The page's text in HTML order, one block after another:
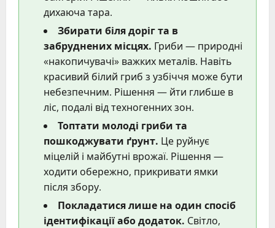
дихаюча тара.
Збирати біля доріг та в
забруднених місцях. Гриби — природні
«накопичувачі» важких металів. Навіть
красивий білий гриб з узбіччя може бути
небезпечним. Рішення — йти глибше в
ліс, подалі від техногенних зон.
Топтати молоді гриби та
пошкоджувати ґрунт. Це руйнує
міцелій і майбутні врожаї. Рішення —
ходити обережно, прикривати ямки
після збору.
Покладатися лише на один спосіб
ідентифікації або додаток. Світло,